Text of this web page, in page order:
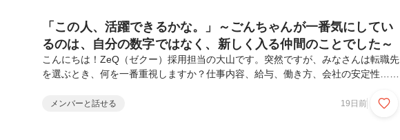
「この人、活躍できるかな。」～ごんちゃんが一番気にしてい
るのは、自分の数字ではなく、新しく入る仲間のことでした～
こんにちは！ZeQ（ゼクー）採用担当の大山です。突然ですが、みなさんは転職先
を選ぶとき、何を一番重視しますか？仕事内容、給与、働き方、会社の安定性…。
は、「誰と働くか」ではないかと思っています。ZeQでは この度、新たに営業メ
メンバーと話せる 19日前